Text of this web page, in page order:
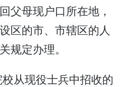
父母现户口所在地，
区的市、市辖区的人
规定办理。
从现役士兵中招收的